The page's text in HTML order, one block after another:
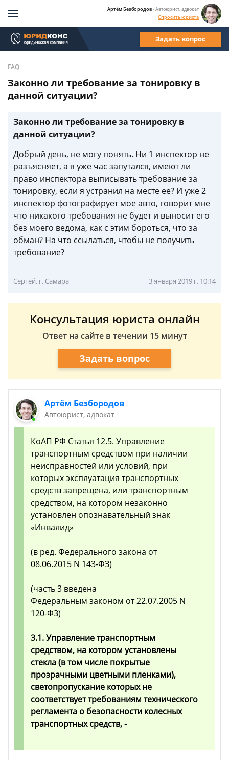
Артём Безбородов- Автоюрист, адвокат
Спросить юриста
Задать вопрос
FAQ
Законно ли требование за тонировку в
данной ситуации?
Законно ли требование за тонировку в
данной ситуации?
Добрый день, не могу понять. Ни 1 инспектор не
разъясняет, а я уже час запутался, имеют ли
право инспектора выписывать требование за
тонировку, если я устранил на месте ее? И уже 2
инспектор фотографирует мое авто, говорит мне
что никакого требования не будет и выносит его
без моего ведома, как с этим бороться, что за
обман? На что ссылаться, чтобы не получить
требование?
Сергей, г. Самара 3 января 2019 г. 10:14
Консультация юриста онлайн
Ответ на сайте в течении 15 минут
Задать вопрос
Артём Безбородов
Автоюрист, адвокат
КоАП РФ Статья 12.5. Управление
транспортным средством при наличии
неисправностей или условий, при
которых эксплуатация транспортных
средств запрещена, или транспортным
средством, на котором незаконно
установлен опознавательный знак
«Инвалид»
(в ред. Федерального закона от
08.06.2015 N 143-ФЗ)
(часть 3 введена
Федеральным законом от 22.07.2005 N
120-ФЗ)
3.1. Управление транспортным
средством, на котором установлены
стекла (в том числе покрытые
прозрачными цветными пленками),
светопропускание которых не
соответствует требованиям технического
регламента о безопасности колесных
транспортных средств, -